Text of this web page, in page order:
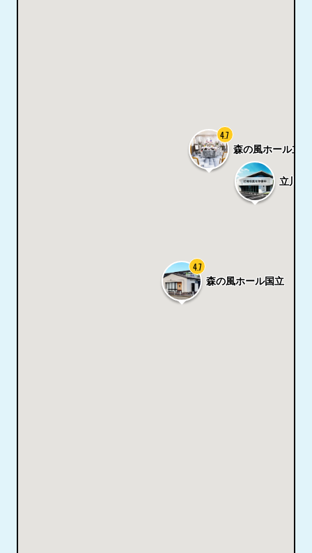
森の風ホール立川
4.7
立川市
森の風ホール国立
4.7